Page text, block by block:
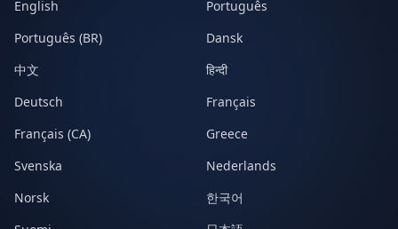
English
Português
Português (BR)
Dansk
中文
हिन्दी
Deutsch
Français
Français (CA)
Greece
Svenska
Nederlands
Norsk
한국어